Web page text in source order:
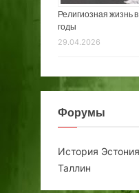
Религиозная жизнь
годы
29.04.2026
Форумы
История
Таллин